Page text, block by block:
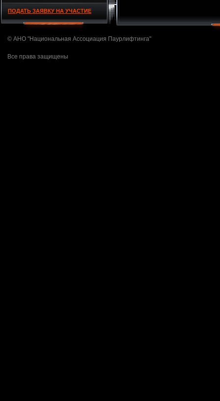
ПОДАТЬ ЗАЯВКУ НА УЧАСТИЕ
© АНО "Национальная Ассоциация Паурлифтинга"
Все права защищены